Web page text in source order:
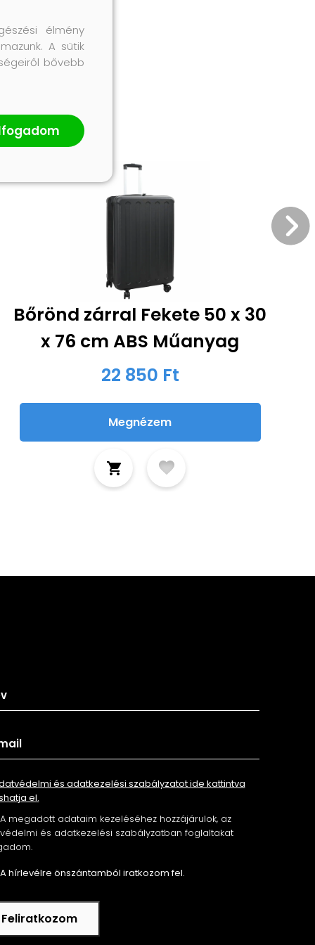
Bőrönd zárral Fekete 50 x 30
x 76 cm ABS Műanyag
22 850 Ft
Megnézem
és adatkezelési szabályzatot ide kattintva
el.
A megadott adataim kezeléséhez hozzájárulok, az
és adatkezelési szabályzatban foglaltakat
A hírlevélre önszántamból iratkozom fel.
Feliratkozom
élmény
A sütik
bővebb